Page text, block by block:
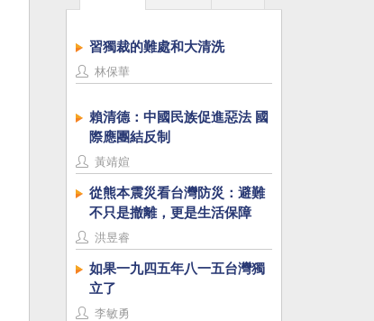
習獨裁的難處和大清洗
林保華
賴清德：中國民族促進惡法 國
際應團結反制
黃靖媗
從熊本震災看台灣防災：避難
不只是撤離，更是生活保障
洪昱睿
如果一九四五年八一五台灣獨
立了
李敏勇